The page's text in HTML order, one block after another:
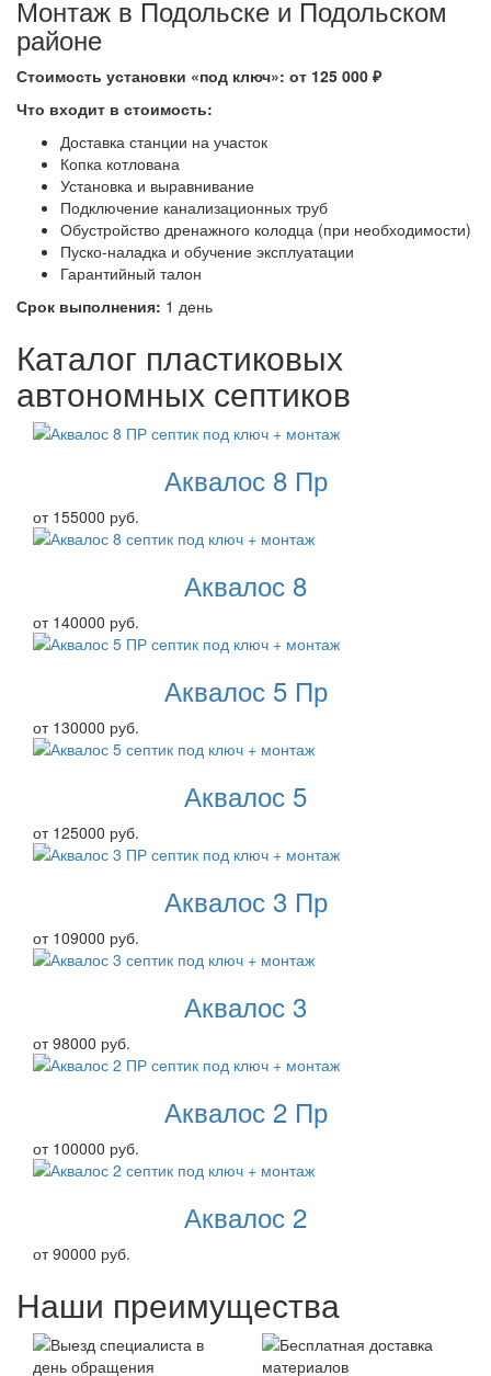
Монтаж в Подольске и Подольском
районе
Стоимость установки «под ключ»: от 125 000 ₽
Что входит в стоимость:
Доставка станции на участок
Копка котлована
Установка и выравнивание
Подключение канализационных труб
Обустройство дренажного колодца (при необходимости)
Пуско-наладка и обучение эксплуатации
Гарантийный талон
Срок выполнения: 1 день
Каталог пластиковых
автономных септиков
Аквалос 8 Пр
от 155000 руб.
Аквалос 8
от 140000 руб.
Аквалос 5 Пр
от 130000 руб.
Аквалос 5
от 125000 руб.
Аквалос 3 Пр
от 109000 руб.
Аквалос 3
от 98000 руб.
Аквалос 2 Пр
от 100000 руб.
Аквалос 2
от 90000 руб.
Наши преимущества